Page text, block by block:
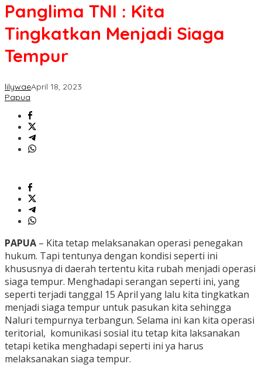
Panglima TNI : Kita
Tingkatkan Menjadi Siaga
Tempur
lilywaeApril 18, 2023
Papua
PAPUA – Kita tetap melaksanakan operasi penegakan
hukum. Tapi tentunya dengan kondisi seperti ini
khususnya di daerah tertentu kita rubah menjadi operasi
siaga tempur. Menghadapi serangan seperti ini, yang
seperti terjadi tanggal 15 April yang lalu kita tingkatkan
menjadi siaga tempur untuk pasukan kita sehingga
Naluri tempurnya terbangun. Selama ini kan kita operasi
teritorial, komunikasi sosial itu tetap kita laksanakan
tetapi ketika menghadapi seperti ini ya harus
melaksanakan siaga tempur.